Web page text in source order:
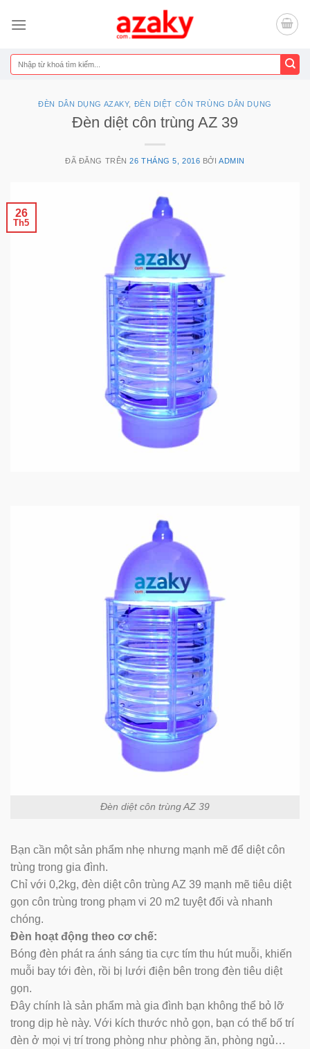
đến
dung
Tìm
kiếm:
ĐÈN DÂN DỤNG AZAKY, ĐÈN DIỆT CÔN TRÙNG DÂN DỤNG
Đèn diệt côn trùng AZ 39
ĐÃ ĐĂNG TRÊN26 THÁNG 5, 2016 BỞIADMIN
26
Th5
Đèn diệt côn trùng AZ 39
Bạn cần một sản phẩm nhẹ nhưng mạnh mẽ để diệt côn
trùng trong gia đình.
Chỉ với 0,2kg, đèn diệt côn trùng AZ 39 mạnh mẽ tiêu diệt
gọn côn trùng trong phạm vi 20 m2 tuyệt đối và nhanh
chóng.
Đèn hoạt động theo cơ chế:
Bóng đèn phát ra ánh sáng tia cực tím thu hút muỗi, khiến
muỗi bay tới đèn, rồi bị lưới điện bên trong đèn tiêu diệt
gọn.
Đây chính là sản phẩm mà gia đình bạn không thể bỏ lỡ
trong dịp hè này. Với kích thước nhỏ gọn, bạn có thể bố trí
đèn ở mọi vị trí trong phòng như phòng ăn, phòng ngủ…